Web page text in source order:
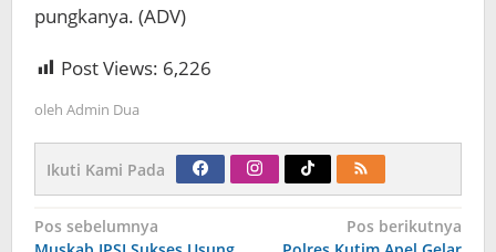
pungkanya. (ADV)
Post Views: 6,226
oleh Admin Dua
Ikuti Kami Pada
Navigasi
pos
Pos sebelumnya
Pos berikutnya